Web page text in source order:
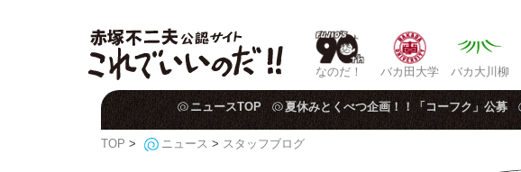
なのだ！ バカ田大学 バカ大川柳
ニュースTOP 夏休みとくべつ企画！！「コーフク」公募
TOP > ニュース > スタッフブログ